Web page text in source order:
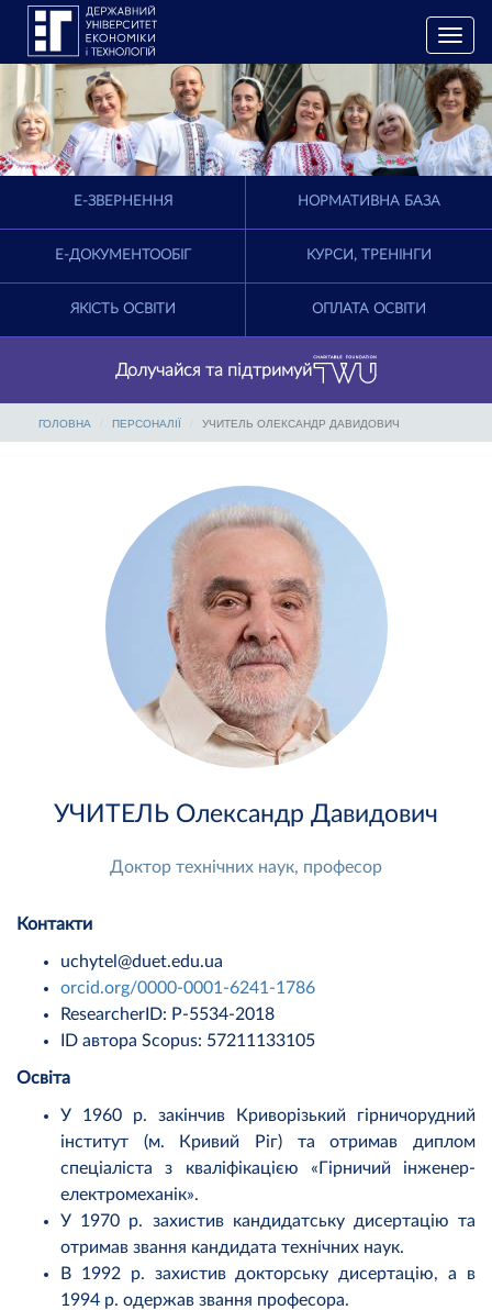
T
o
g
g
l
e
n
i
a
E-ЗВЕРНЕННЯ НОРМАТИВНА БАЗА
Е-ДОКУМЕНТООБІГ КУРСИ, ТРЕНІНГИ
ЯКІСТЬ ОСВІТИ ОПЛАТА ОСВІТИ
Долучайся та підтримуй
ГОЛОВНА ПЕРСОНАЛІЇ УЧИТЕЛЬ ОЛЕКСАНДР ДАВИДОВИЧ
УЧИТЕЛЬ Олександр Давидович
Доктор технічних наук, професор
Контакти
uchytel@duet.edu.ua
orcid.org/0000-0001-6241-1786
ResearcherID: P-5534-2018
ID автора Scopus: 57211133105
Освіта
У 1960 р. закінчив Криворізький гірничорудний
інститут (м. Кривий Ріг) та отримав диплом
спеціаліста з кваліфікацією «Гірничий інженер-
електромеханік».
У 1970 р. захистив кандидатську дисертацію та
отримав звання кандидата технічних наук.
В 1992 р. захистив докторську дисертацію, а в
1994 р. одержав звання професора.